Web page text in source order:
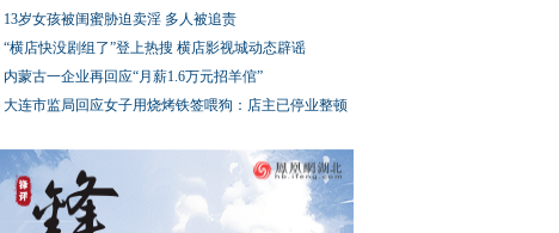
13岁女孩被闺蜜胁迫卖淫 多人被追责
“横店快没剧组了”登上热搜 横店影视城动态辟谣
内蒙古一企业再回应“月薪1.6万元招羊倌”
大连市监局回应女子用烧烤铁签喂狗：店主已停业整顿